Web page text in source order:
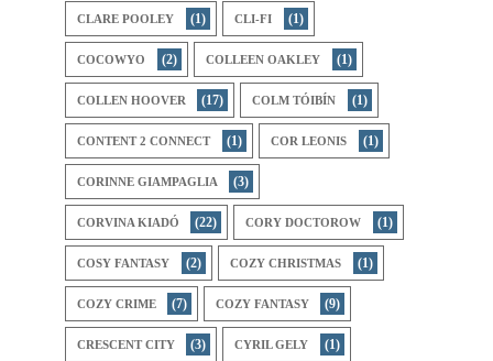
CLARE POOLEY (1) CLI-FI (1)
COCOWYO (2) COLLEEN OAKLEY (1)
COLLEN HOOVER (17) COLM TÓIBÍN (1)
CONTENT 2 CONNECT (1) COR LEONIS (1)
CORINNE GIAMPAGLIA (3)
CORVINA KIADÓ (22) CORY DOCTOROW (1)
COSY FANTASY (2) COZY CHRISTMAS (1)
COZY CRIME (7) COZY FANTASY (9)
CRESCENT CITY (3) CYRIL GELY (1)